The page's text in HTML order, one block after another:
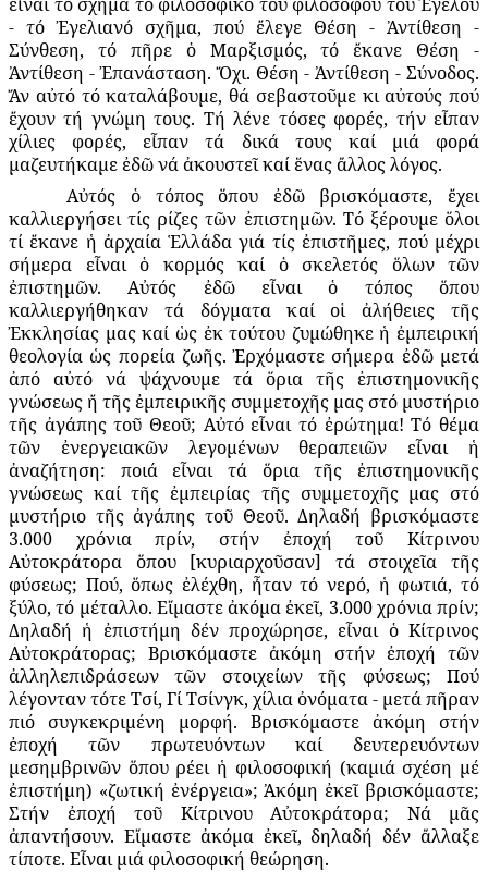
- τό Ἐγελιανό σχῆμα, πού ἔλεγε Θέση - Ἀντίθεση -
Σύνθεση, τό πῆρε ὁ Μαρξισμός, τό ἔκανε Θέση -
Ἀντίθεση - Ἐπανάσταση. Ὄχι. Θέση - Ἀντίθεση - Σύνοδος.
Ἄν αὐτό τό καταλάβουμε, θά σεβαστοῦμε κι αὐτούς πού
ἔχουν τή γνώμη τους. Τή λένε τόσες φορές, τήν εἶπαν
χίλιες φορές, εἶπαν τά δικά τους καί μιά φορά
μαζευτήκαμε ἐδῶ νά ἀκουστεῖ καί ἕνας ἄλλος λόγος.
Αὐτός ὁ τόπος ὅπου ἐδῶ βρισκόμαστε, ἔχει
καλλιεργήσει τίς ρίζες τῶν ἐπιστημῶν. Τό ξέρουμε ὅλοι
τί ἔκανε ἡ ἀρχαία Ἑλλάδα γιά τίς ἐπιστῆμες, πού μέχρι
σήμερα εἶναι ὁ κορμός καί ὁ σκελετός ὅλων τῶν
ἐπιστημῶν. Αὐτός ἐδῶ εἶναι ὁ τόπος ὅπου
καλλιεργήθηκαν τά δόγματα καί οἱ ἀλήθειες τῆς
Ἐκκλησίας μας καί ὡς ἐκ τούτου ζυμώθηκε ἡ ἐμπειρική
θεολογία ὡς πορεία ζωῆς. Ἐρχόμαστε σήμερα ἐδῶ μετά
ἀπό αὐτό νά ψάχνουμε τά ὅρια τῆς ἐπιστημονικῆς
γνώσεως ἤ τῆς ἐμπειρικῆς συμμετοχῆς μας στό μυστήριο
τῆς ἀγάπης τοῦ Θεοῦ; Αὐτό εἶναι τό ἐρώτημα! Τό θέμα
τῶν ἐνεργειακῶν λεγομένων θεραπειῶν εἶναι ἡ
ἀναζήτηση: ποιά εἶναι τά ὅρια τῆς ἐπιστημονικῆς
γνώσεως καί τῆς ἐμπειρίας τῆς συμμετοχῆς μας στό
μυστήριο τῆς ἀγάπης τοῦ Θεοῦ. Δηλαδή βρισκόμαστε
3.000 χρόνια πρίν, στήν ἐποχή τοῦ Κίτρινου
Αὐτοκράτορα ὅπου [κυριαρχοῦσαν] τά στοιχεῖα τῆς
φύσεως; Πού, ὅπως ἐλέχθη, ἦταν τό νερό, ἡ φωτιά, τό
ξύλο, τό μέταλλο. Εἴμαστε ἀκόμα ἐκεῖ, 3.000 χρόνια πρίν;
Δηλαδή ἡ ἐπιστήμη δέν προχώρησε, εἶναι ὁ Κίτρινος
Αὐτοκράτορας; Βρισκόμαστε ἀκόμη στήν ἐποχή τῶν
ἀλληλεπιδράσεων τῶν στοιχείων τῆς φύσεως; Πού
λέγονταν τότε Τσί, Γί Τσίνγκ, χίλια ὀνόματα - μετά πῆραν
πιό συγκεκριμένη μορφή. Βρισκόμαστε ἀκόμη στήν
ἐποχή τῶν πρωτευόντων καί δευτερευόντων
μεσημβρινῶν ὅπου ρέει ἡ φιλοσοφική (καμιά σχέση μέ
ἐπιστήμη) «ζωτική ἐνέργεια»; Ἀκόμη ἐκεῖ βρισκόμαστε;
Στήν ἐποχή τοῦ Κίτρινου Αὐτοκράτορα; Νά μᾶς
ἀπαντήσουν. Εἴμαστε ἀκόμα ἐκεῖ, δηλαδή δέν ἄλλαξε
τίποτε. Εἶναι μιά φιλοσοφική θεώρηση.